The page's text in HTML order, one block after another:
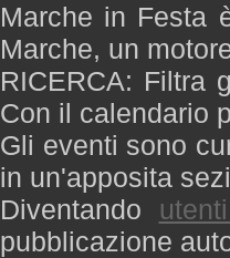
Marche in Festa
Marche, un
RICERCA: Filtra
Con il calendario
Gli eventi sono
in un'apposita
Diventando
pubblicazione